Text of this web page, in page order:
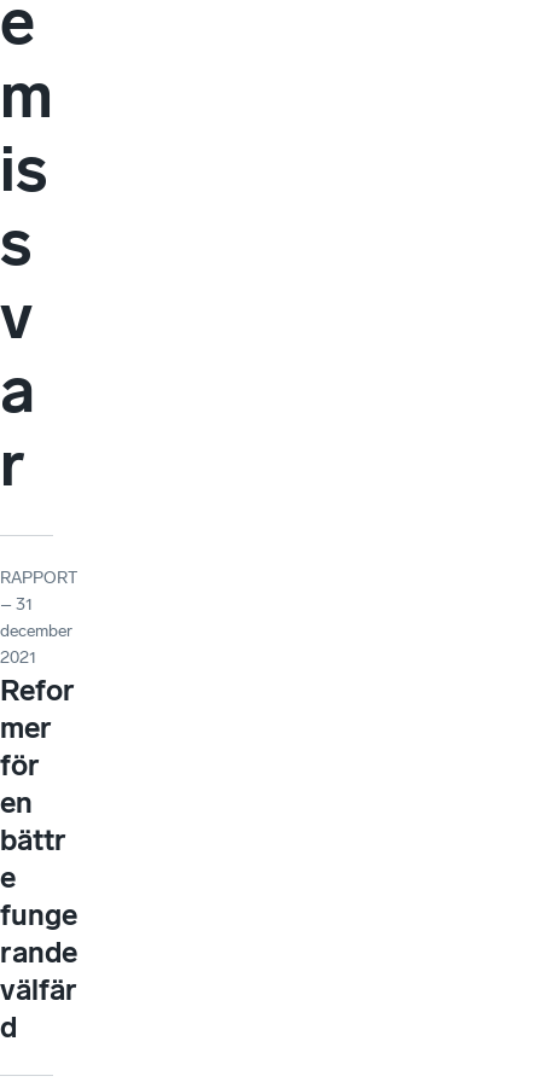
e
m
is
s
v
a
r
RAPPORT
– 31
december
2021
Refor
mer
för
en
bättr
e
funge
rande
välfär
d